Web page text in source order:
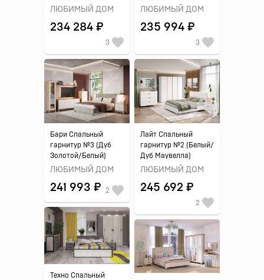
ЛЮБИМЫЙ ДОМ
234 284 ₽
3
ЛЮБИМЫЙ ДОМ
235 994 ₽
3
Бари Спальный
гарнитур №3 (Дуб
Золотой/Белый)
ЛЮБИМЫЙ ДОМ
241 993 ₽ 2
Лайт Спальный
гарнитур №2 (Белый/
Дуб Маувелла)
ЛЮБИМЫЙ ДОМ
245 692 ₽
2
Техно Спальный